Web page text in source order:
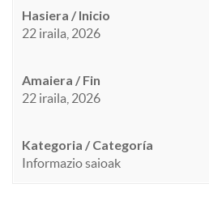
Hasiera / Inicio
22 iraila, 2026
Amaiera / Fin
22 iraila, 2026
Kategoria / Categoría
Informazio saioak